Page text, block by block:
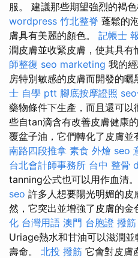
服。 建議那些期望強烈的褐色
wordpress 竹北整脊 蓬鬆的
膚具有美麗的顏色。 記帳士
潤皮膚並收緊皮膚，使其具有
師整復 seo marketing 我的
房特別敏感的皮膚而開發的曬
士 自學 ptt 腳底按摩證照
藥物條件下生產，而且還可
些自tan滴含有改善皮膚健康
覆盆子油，它們轉化了皮膚並
南路四段推拿 素食 外燴 seo
台北會計師事務所 台中 整骨
tanning公式也可以用作血清。
seo 許多人想要陽光明媚的皮
然，它突出並增強了皮膚的金
化 台灣用語 澳門 台胞證 撥
Uriage熱水和甘油可以滋潤
壽命。 北投 撥筋 它會對皮膚